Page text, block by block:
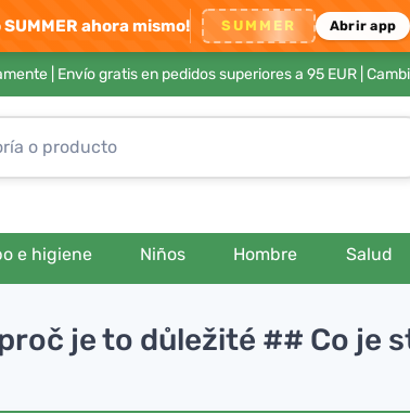
ahora mismo! SUMMER Abrir app
| Envío gratis en pedidos superiores a 95 EUR|
e higiene Niños Hombre Salud
je to důležité ## Co je